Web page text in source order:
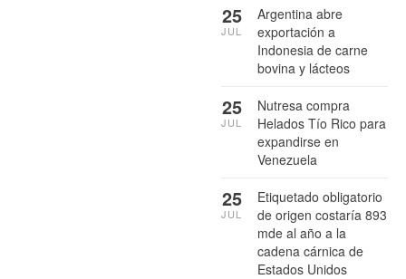
Argentina abre
exportación a
Indonesia de carne
bovina y lácteos
25
JUL
Nutresa compra
Helados Tío Rico para
expandirse en
Venezuela
25
JUL
Etiquetado obligatorio
de origen costaría 893
mde al año a la
cadena cárnica de
Estados Unidos
25
JUL